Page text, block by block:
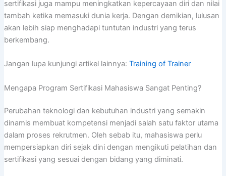
sertifikasi juga mampu meningkatkan kepercayaan diri dan nilai
tambah ketika memasuki dunia kerja. Dengan demikian, lulusan
akan lebih siap menghadapi tuntutan industri yang terus
berkembang.
Jangan lupa kunjungi artikel lainnya: Training of Trainer
Mengapa Program Sertifikasi Mahasiswa Sangat Penting?
Perubahan teknologi dan kebutuhan industri yang semakin
dinamis membuat kompetensi menjadi salah satu faktor utama
dalam proses rekrutmen. Oleh sebab itu, mahasiswa perlu
mempersiapkan diri sejak dini dengan mengikuti pelatihan dan
sertifikasi yang sesuai dengan bidang yang diminati.